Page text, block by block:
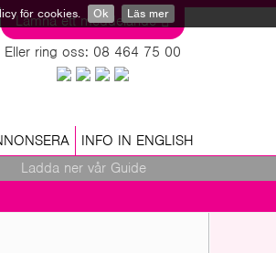
för cookies. Ok Läs mer
Lämna ett meddelande
Eller ring oss: 08 464 75 00
INFO IN ENGLISH
Ladda ner vår Guide